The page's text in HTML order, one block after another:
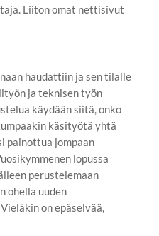
Liiton omat nettisivut
haudattiin ja sen tilalle
ja teknisen työn
käydään siitä, onko
käsityötä yhtä
painottua jompaan
lopussa
perustelemaan
ohella uuden
on epäselvää,